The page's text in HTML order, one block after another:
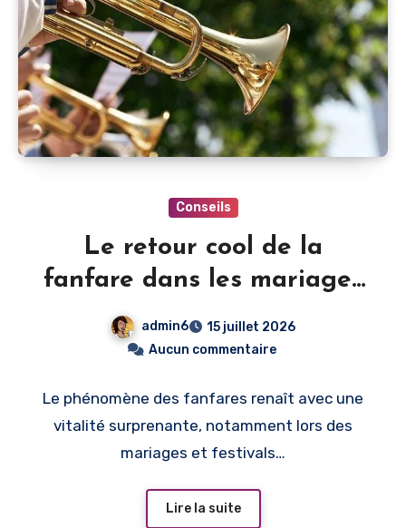
Conseils
Le retour cool de la
fanfare dans les mariages
et festivals modernes
admin6
15 juillet 2026
Aucun commentaire
Le phénomène des fanfares renaît avec une
vitalité surprenante, notamment lors des
mariages et festivals…
Lire la suite